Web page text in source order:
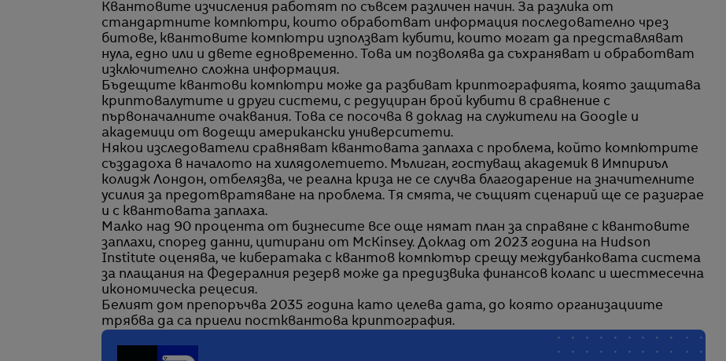
Квантовите изчисления работят по съвсем различен начин. За разлика от
стандартните компютри, които обработват информация последователно чрез
битове, квантовите компютри използват кубити, които могат да представляват
нула, едно или и двете едновременно. Това им позволява да съхраняват и обработват
изключително сложна информация.
Бъдещите квантови компютри може да разбиват криптографията, която защитава
криптовалутите и други системи, с редуциран брой кубити в сравнение с
първоначалните очаквания. Това се посочва в доклад на служители на Google и
академици от водещи американски университети.
Някои изследователи сравняват квантовата заплаха с проблема, който компютрите
създадоха в началото на хилядолетието. Мълиган, гостуващ академик в Импириъл
колидж Лондон, отбелязва, че реална криза не се случва благодарение на значителните
усилия за предотвратяване на проблема. Тя смята, че същият сценарий ще се разиграе
и с квантовата заплаха.
Малко над 90 процента от бизнесите все още нямат план за справяне с квантовите
заплахи, според данни, цитирани от McKinsey. Доклад от 2023 година на Hudson
Institute оценява, че кибератака с квантов компютър срещу междубанковата система
за плащания на Федералния резерв може да предизвика финансов колапс и шестмесечна
икономическа рецесия.
Белият дом препоръчва 2035 година като целева дата, до която организациите
трябва да са приели постквантова криптография.